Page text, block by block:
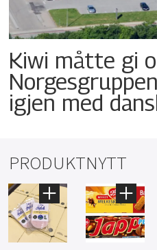
Kiwi måtte gi
igjen med
PRODUKTNYTT